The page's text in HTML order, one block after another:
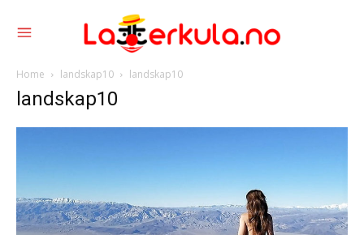
Home landskap10 landskap10
landskap10